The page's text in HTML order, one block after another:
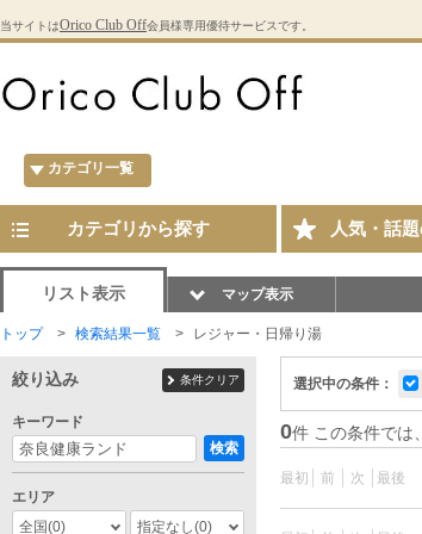
当サイトはOrico Club Off会員様専用優待サービスです。
カテゴリ一覧
カテゴリから探す 人気・話
リスト表示 マップ表示
トップ 検索結果一覧 レジャー・日帰り湯
選択中の条件：
0件 この条件では
最初 前 次 最後
絞り込み 条件クリア
キーワード
検索
エリア
全国(0) 指定なし(0)